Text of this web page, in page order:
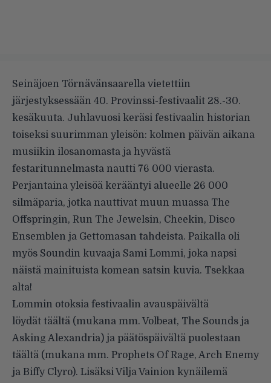
Seinäjoen Törnävänsaarella vietettiin
järjestyksessään 40. Provinssi-festivaalit 28.-30.
kesäkuuta. Juhlavuosi keräsi festivaalin historian
toiseksi suurimman yleisön: kolmen päivän aikana
musiikin ilosanomasta ja hyvästä
festaritunnelmasta nautti 76 000 vierasta.
Perjantaina yleisöä kerääntyi alueelle 26 000
silmäparia, jotka nauttivat muun muassa The
Offspringin, Run The Jewelsin, Cheekin, Disco
Ensemblen ja Gettomasan tahdeista. Paikalla oli
myös Soundin kuvaaja Sami Lommi, joka napsi
näistä mainituista komean satsin kuvia. Tsekkaa
alta!
Lommin otoksia festivaalin avauspäivältä
löydät täältä (mukana mm. Volbeat, The Sounds ja
Asking Alexandria) ja päätöspäivältä puolestaan
täältä (mukana mm. Prophets Of Rage, Arch Enemy
ja Biffy Clyro). Lisäksi Vilja Vainion kynäilemä